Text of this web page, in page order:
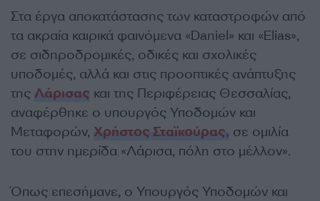
Στα έργα αποκατάστασης των καταστροφών από
τα ακραία καιρικά φαινόμενα «Daniel» και «Elias»,
σε σιδηροδρομικές, οδικές και σχολικές
υποδομές, αλλά και στις προοπτικές ανάπτυξης
της Λάρισας και της Περιφέρειας Θεσσαλίας,
αναφέρθηκε ο υπουργός Υποδομών και
Μεταφορών, Χρήστος Σταϊκούρας, σε ομιλία
του στην ημερίδα «Λάρισα, πόλη στο μέλλον».
Όπως επεσήμανε, ο Υπουργός Υποδομών και